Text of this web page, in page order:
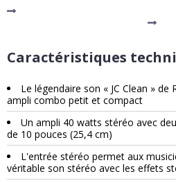
Caractéristiques
Le légendaire son « JC Clean » de
ampli combo petit et compact
Un ampli 40 watts stéréo avec
de 10 pouces (25,4 cm)
L'entrée stéréo permet aux
véritable son stéréo avec les effets